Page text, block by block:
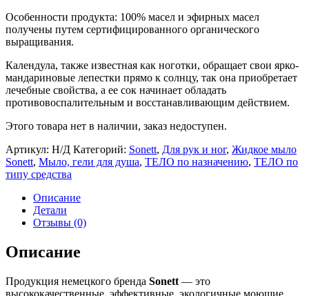
Особенности продукта: 100% масел и эфирных масел
получены путем сертифицированного органического
выращивания.
Календула, также известная как ноготки, обращает свои ярко-
мандариновые лепестки прямо к солнцу, так она приобретает
лечебные свойства, а ее сок начинает обладать
противовоспалительным и восстанавливающим действием.
Этого товара нет в наличии, заказ недоступен.
Артикул: Н/Д Категорий: Sonett, Для рук и ног, Жидкое мыло
Sonett, Мыло, гели для душа, ТЕЛО по назначению, ТЕЛО по
типу средства
Описание
Детали
Отзывы (0)
Описание
Продукция немецкого бренда Sonett — это
высококачественные, эффективные, экологичные моющие